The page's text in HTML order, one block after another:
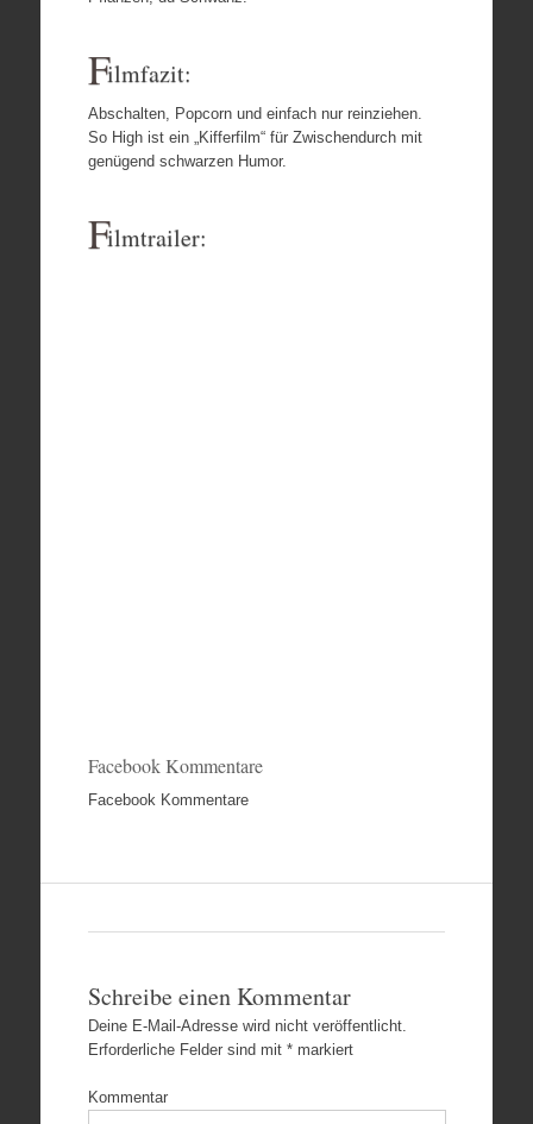
Filmfazit:
Abschalten, Popcorn und einfach nur reinziehen.
So High ist ein „Kifferfilm“ für Zwischendurch mit
genügend schwarzen Humor.
Filmtrailer:
Facebook Kommentare
Facebook Kommentare
Schreibe einen Kommentar
Deine E-Mail-Adresse wird nicht veröffentlicht.
Erforderliche Felder sind mit *markiert
Kommentar